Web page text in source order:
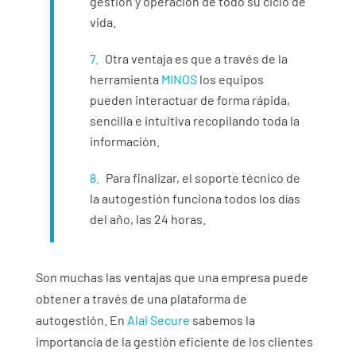
vida.
Otra ventaja es que a través de la
herramienta MINOSlos equipos
pueden interactuar de forma rápida,
sencilla e intuitiva recopilando toda la
información.
Para finalizar, el soporte técnico de
la autogestión funciona todos los días
del año, las 24 horas.
Son muchas las ventajas que una empresa puede
obtener a través de una plataforma de
autogestión. En Alai Secure sabemos la
importancia de la gestión eficiente de los clientes